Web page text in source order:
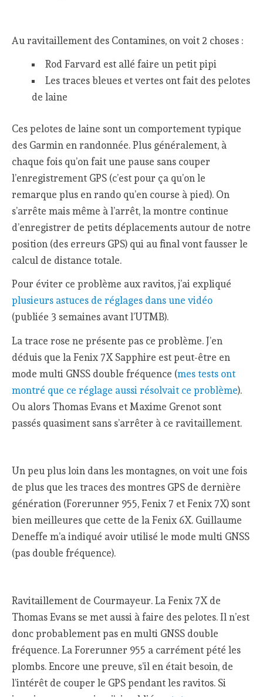
Au ravitaillement des Contamines, on voit 2 choses :
Rod Farvard est allé faire un petit pipi
Les traces bleues et vertes ont fait des pelotes
de laine
Ces pelotes de laine sont un comportement typique
des Garmin en randonnée. Plus généralement, à
chaque fois qu’on fait une pause sans couper
l’enregistrement GPS (c’est pour ça qu’on le
remarque plus en rando qu’en course à pied). On
s’arrête mais même à l’arrêt, la montre continue
d’enregistrer de petits déplacements autour de notre
position (des erreurs GPS) qui au final vont fausser le
calcul de distance totale.
Pour éviter ce problème aux ravitos, j’ai expliqué
plusieurs astuces de réglages dans une vidéo
(publiée 3 semaines avant l’UTMB).
La trace rose ne présente pas ce problème. J’en
déduis que la Fenix 7X Sapphire est peut-être en
mode multi GNSS double fréquence (mes tests ont
montré que ce réglage aussi résolvait ce problème).
Ou alors Thomas Evans et Maxime Grenot sont
passés quasiment sans s’arrêter à ce ravitaillement.
Un peu plus loin dans les montagnes, on voit une fois
de plus que les traces des montres GPS de dernière
génération (Forerunner 955, Fenix 7 et Fenix 7X) sont
bien meilleures que cette de la Fenix 6X. Guillaume
Deneffe m’a indiqué avoir utilisé le mode multi GNSS
(pas double fréquence).
Ravitaillement de Courmayeur. La Fenix 7X de
Thomas Evans se met aussi à faire des pelotes. Il n’est
donc probablement pas en multi GNSS double
fréquence. La Forerunner 955 a carrément pété les
plombs. Encore une preuve, s’il en était besoin, de
l’intérêt de couper le GPS pendant les ravitos. Si